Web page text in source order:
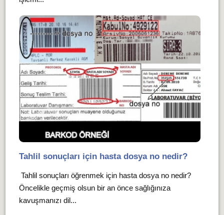
Tahlil sonuçları için hasta dosya no nedir?
Tahlil sonuçları öğrenmek için hasta dosya no nedir?
Öncelikle geçmiş olsun bir an önce sağlığınıza
kavuşmanızı dil...